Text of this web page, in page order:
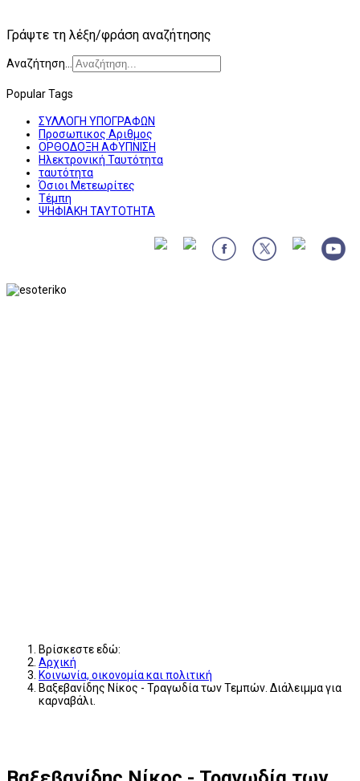
Γράψτε τη λέξη/φράση αναζήτησης
Αναζήτηση...
Popular Tags
ΣΥΛΛΟΓΗ ΥΠΟΓΡΑΦΩΝ
Προσωπικος Αριθμος
ΟΡΘΟΔΟΞΗ ΑΦΥΠΝΙΣΗ
Ηλεκτρονική Ταυτότητα
ταυτότητα
Όσιοι Μετεωρίτες
Τέμπη
ΨΗΦΙΑΚΗ ΤΑΥΤΟΤΗΤΑ
Βρίσκεστε εδώ:
Αρχική
Κοινωνία, οικονομία και πολιτική
Βαξεβανίδης Νίκος - Τραγωδία των Τεμπών. Διάλειμμα για
καρναβάλι.